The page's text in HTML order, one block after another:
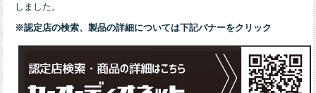
しました。
※認定店の検索、製品の詳細については下記バナーをクリック